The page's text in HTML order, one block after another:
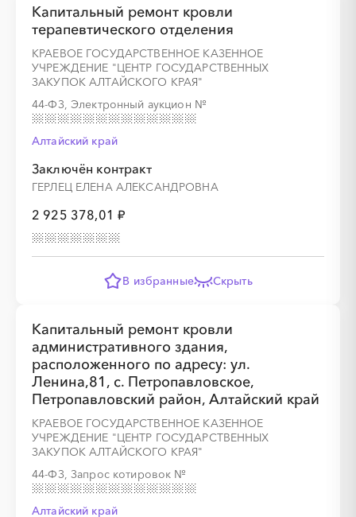
Капитальный ремонт кровли
терапевтического отделения
КРАЕВОЕ ГОСУДАРСТВЕННОЕ КАЗЕННОЕ
УЧРЕЖДЕНИЕ "ЦЕНТР ГОСУДАРСТВЕННЫХ
ЗАКУПОК АЛТАЙСКОГО КРАЯ"
44-ФЗ, Электронный аукцион №
Алтайский край
Заключён контракт
ГЕРЛЕЦ ЕЛЕНА АЛЕКСАНДРОВНА
2 925 378,01 ₽
В избранные Скрыть
Капитальный ремонт кровли
административного здания,
расположенного по адресу: ул.
Ленина,81, с. Петропавловское,
Петропавловский район, Алтайский край
КРАЕВОЕ ГОСУДАРСТВЕННОЕ КАЗЕННОЕ
УЧРЕЖДЕНИЕ "ЦЕНТР ГОСУДАРСТВЕННЫХ
ЗАКУПОК АЛТАЙСКОГО КРАЯ"
44-ФЗ, Запрос котировок №
Алтайский край